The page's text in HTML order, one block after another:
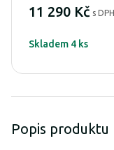
11 290 Kč s DPH
Skladem 4 ks
Popis produktu